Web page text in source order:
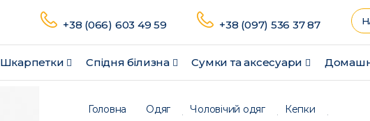
Шкарпетки Спідня білизна Сумки та аксесуари
+38 (066) 603 49 59 +38 (097) 536 37 87
Головна Одяг Чоловічий одяг
Кепки